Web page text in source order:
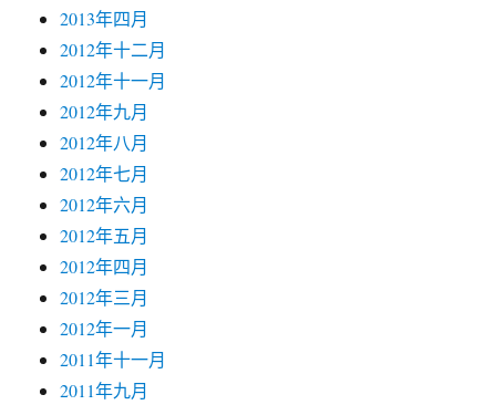
2013年四月
2012年十二月
2012年十一月
2012年九月
2012年八月
2012年七月
2012年六月
2012年五月
2012年四月
2012年三月
2012年一月
2011年十一月
2011年九月